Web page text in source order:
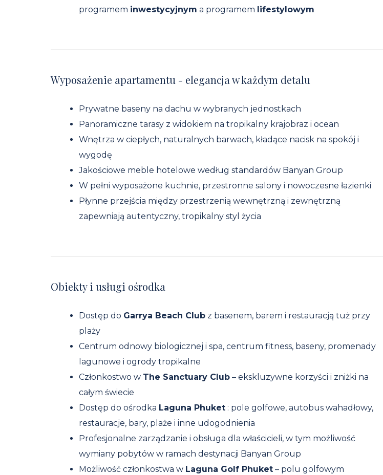
programem inwestycyjnym a programem lifestylowym
Wyposażenie apartamentu - elegancja w każdym detalu
Prywatne baseny na dachu w wybranych jednostkach
Panoramiczne tarasy z widokiem na tropikalny krajobraz i ocean
Wnętrza w ciepłych, naturalnych barwach, kładące nacisk na spokój i
wygodę
Jakościowe meble hotelowe według standardów Banyan Group
W pełni wyposażone kuchnie, przestronne salony i nowoczesne łazienki
Płynne przejścia między przestrzenią wewnętrzną i zewnętrzną
zapewniają autentyczny, tropikalny styl życia
Obiekty i usługi ośrodka
Dostęp do Garrya Beach Club z basenem, barem i restauracją tuż przy
plaży
Centrum odnowy biologicznej i spa, centrum fitness, baseny, promenady
lagunowe i ogrody tropikalne
Członkostwo w The Sanctuary Club – ekskluzywne korzyści i zniżki na
całym świecie
Dostęp do ośrodka Laguna Phuket : pole golfowe, autobus wahadłowy,
restauracje, bary, plaże i inne udogodnienia
Profesjonalne zarządzanie i obsługa dla właścicieli, w tym możliwość
wymiany pobytów w ramach destynacji Banyan Group
Możliwość członkostwa w Laguna Golf Phuket – polu golfowym